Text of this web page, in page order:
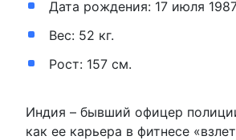
Дата рождения: 17 июля
Вес: 52 кг.
Рост: 157 см.
Индия – бывший офицер
как ее карьера в фитнесе